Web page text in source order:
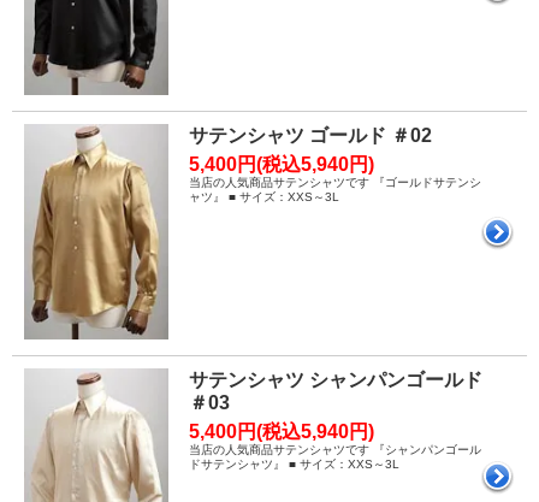
サテンシャツ ゴールド ＃02
5,400円(税込5,940円)
当店の人気商品サテンシャツです 『ゴールドサテンシ
ャツ』 ■ サイズ：XXS～3L
サテンシャツ シャンパンゴールド
＃03
5,400円(税込5,940円)
当店の人気商品サテンシャツです 『シャンパンゴール
ドサテンシャツ』 ■ サイズ：XXS～3L